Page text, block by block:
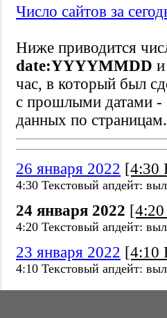
Число сайтов за
Ниже приводится
date:YYYYMMDD
час, в который был
с прошлыми датами -
данных по страницам.
26 января 2022 [4:30
4:30 Текстовый апдейт:
24 января 2022
4:20 Текстовый апдейт:
23 января 2022 [4:10
4:10 Текстовый апдейт: